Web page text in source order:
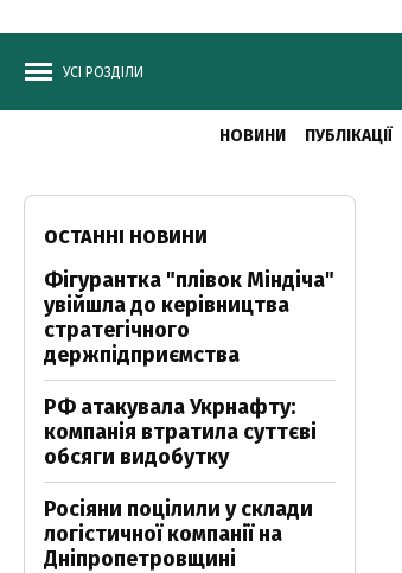
УСІ РОЗДІЛИ
НОВИНИ ПУБЛІКАЦІЇ
ОСТАННІ НОВИНИ
Фігурантка "плівок Міндіча"
увійшла до керівництва
стратегічного
держпідприємства
РФ атакувала Укрнафту:
компанія втратила суттєві
обсяги видобутку
Росіяни поцілили у склади
логістичної компанії на
Дніпропетровщині